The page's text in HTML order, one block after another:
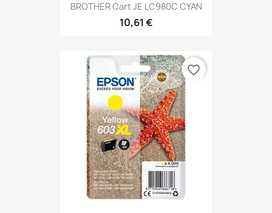
BROTHER Cart JE LC980C CYAN
10,61 €
favorite_border